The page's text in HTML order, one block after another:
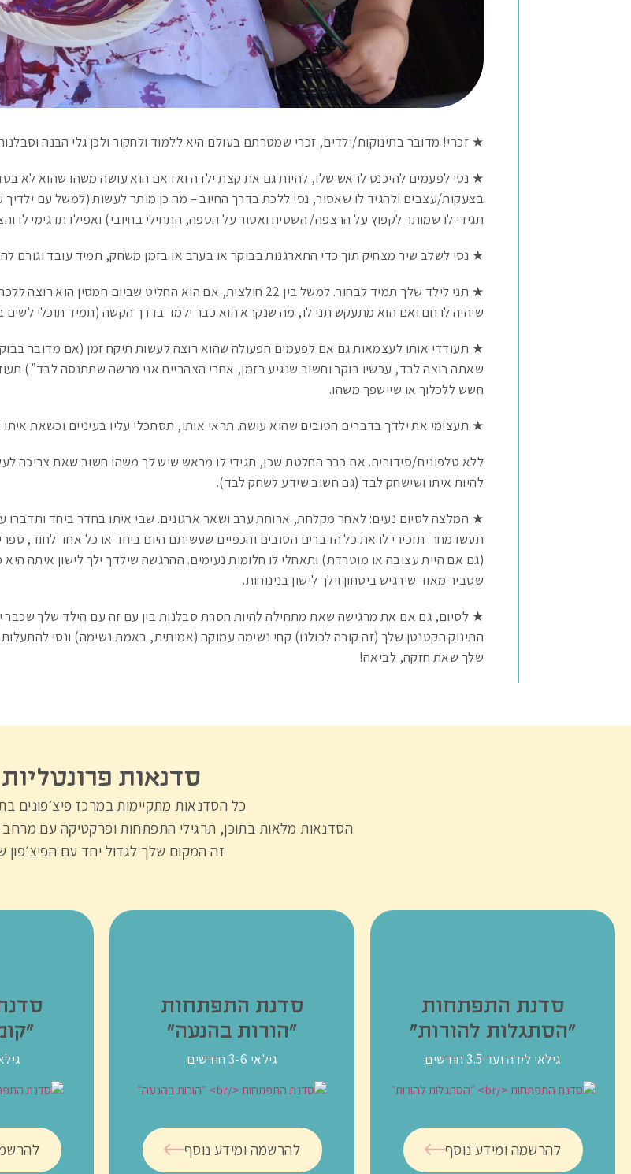
★ זכרי! מדובר בתינוקות/ילדים, זכרי שמטרתם בעולם היא ללמוד ולחקור ולכן גלי הבנה
★ נסי לפעמים להיכנס לראש שלו, להיות גם את קצת ילדה ואז אם הוא עושה משהו שהוא לא
בצעקות/עצבים ולהגיד לו שאסור, נסי ללכת בדרך החיוב – מה כן מותר לעשות (למשל עם ילדיך
תגידי לו שמותר לקפוץ על הרצפה/ השטיח ואסור על הספה, התחילי בחיובי) ואפילו תדגימי לו
★ נסי לשלב שיר מצחיק תוך כדי התארגנות בבוקר או בערב או בזמן משחק, תמיד עובד וגורם
★ תני לילד שלך תמיד לבחור. למשל בין 22 חולצות, אם הוא החליט שביום חמסין
שיהיה לו חם ואם הוא מתעקש תני לו, מה שנקרא הוא כבר ילמד בדרך הקשה (תמיד תוכלי לשים
★ תעודדי אותו לעצמאות גם אם לפעמים הפעולה שהוא רוצה לעשות תיקח זמן (אם מדובר
שאתה רוצה לבד, עכשיו בוקר וחשוב שנגיע בזמן, אחרי הצהריים אני מרשה שתתנסה לבד”)
חשש ללכלוך או שיישפך משהו.
★ תעצימי את ילדך בדברים הטובים שהוא עושה. תראי אותו, תסתכלי עליו בעיניים וכשאת
ללא טלפונים/סידורים. אם כבר החלטת שכן, תגידי לו מראש שיש לך משהו חשוב שאת צריכה
להיות איתו ושישחק לבד (גם חשוב שידע לשחק לבד).
★ המלצה לסיום נעים: לאחר מקלחת, ארוחת ערב ושאר ארגונים. שבי איתו בחדר ביחד ותדברו
תעשו מחר. תזכירי לו את כל הדברים הטובים והכפיים שעשיתם היום ביחד או כל אחד לחוד, ספרי
(גם אם היית עצובה או מוטרדת) ותאחלי לו חלומות נעימים. ההרגשה שילדך ילך לישון איתה היא
שסביר מאוד שירגיש ביטחון וילך לישון בנינוחות.
★ לסיום, גם אם את מרגישה שאת מתחילה להיות חסרת סבלנות בין עם זה עם הילד שלך שכבר
התינוק הקטנטן שלך (זה קורה לכולנו) קחי נשימה עמוקה (אמיתית, באמת נשימה) ונסי
שלך שאת חזקה, לביאה!
סדנאות פרונטליות
כל הסדנאות מתקיימות במרכז פיצ׳פונים
הסדנאות מלאות בתוכן, תרגילי התפתחות ופרקטיקה עם מרחב
זה המקום שלך לגדול יחד עם הפיצ׳פון
סדנת התפתחות
״הסתגלות להורות״
גילאי לידה ועד 3.5 חודשים
להרשמה ומידע נוסף
סדנת התפתחות
״הורות בהנעה״
גילאי 3-6 חודשים
להרשמה ומידע נוסף
גילאי 6-10